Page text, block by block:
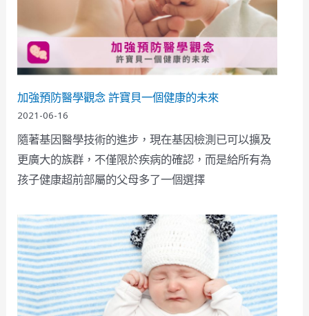
加強預防醫學觀念 許寶貝一個健康的未來
2021-06-16
隨著基因醫學技術的進步，現在基因檢測已可以擴及
更廣大的族群，不僅限於疾病的確認，而是給所有為
孩子健康超前部屬的父母多了一個選擇